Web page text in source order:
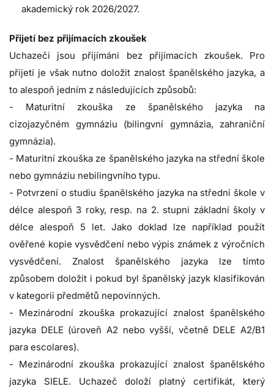
akademický rok 2026/2027.
Přijetí bez přijímacích zkoušek
Uchazeči jsou přijímáni bez přijímacích zkoušek. Pro
přijetí je však nutno doložit znalost španělského jazyka, a
to alespoň jedním z následujících způsobů:
- Maturitní zkouška ze španělského jazyka na
cizojazyčném gymnáziu (bilingvní gymnázia, zahraniční
gymnázia).
- Maturitní zkouška ze španělského jazyka na střední škole
nebo gymnáziu nebilingvního typu.
- Potvrzení o studiu španělského jazyka na střední škole v
délce alespoň 3 roky, resp. na 2. stupni základní školy v
délce alespoň 5 let. Jako doklad lze například použít
ověřené kopie vysvědčení nebo výpis známek z výročních
vysvědčení. Znalost španělského jazyka lze tímto
způsobem doložit i pokud byl španělský jazyk klasifikován
v kategorii předmětů nepovinných.
- Mezinárodní zkouška prokazující znalost španělského
jazyka DELE (úroveň A2 nebo vyšší, včetně DELE A2/B1
para escolares).
- Mezinárodní zkouška prokazující znalost španělského
jazyka SIELE. Uchazeč doloží platný certifikát, který